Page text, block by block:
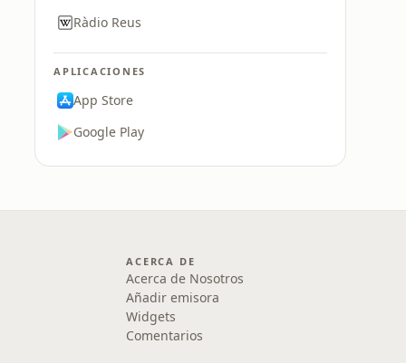
Ràdio Reus
APLICACIONES
App Store
Google Play
ACERCA DE
Acerca de Nosotros
Añadir emisora
Widgets
Comentarios